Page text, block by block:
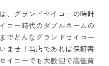
、グランドセイコーの時計
コー時代のダブルネームの
でどんなグランドセイコー
ませ！当店であれば保証書
イコーでも大歓迎で高価買